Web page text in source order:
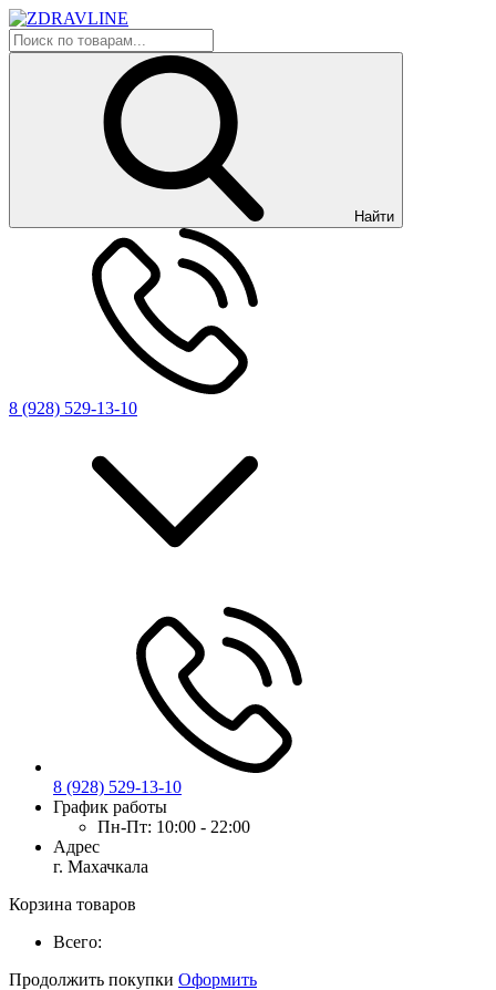
Найти
8 (928) 529-13-10
8 (928) 529-13-10
График работы
Пн-Пт: 10:00 - 22:00
Адрес
г. Махачкала
Корзина товаров
Всего:
Продолжить покупки Оформить